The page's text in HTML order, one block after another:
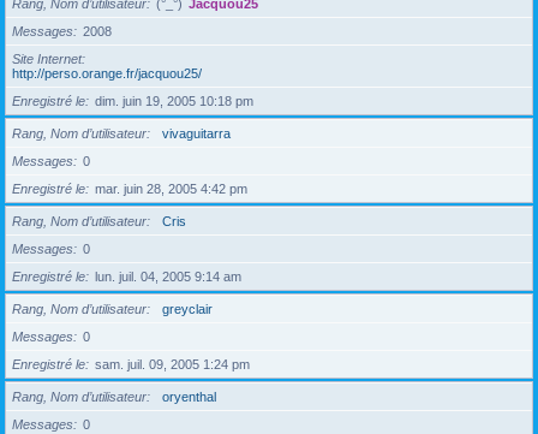
Rang, Nom d’utilisateur (°_°) Jacquou25
Messages
2008
Site Internet
http://perso.orange.fr/jacquou25/
Enregistré le
dim. juin 19, 2005 10:18 pm
Rang, Nom d’utilisateur
vivaguitarra
Messages
0
Enregistré le
mar. juin 28, 2005 4:42 pm
Rang, Nom d’utilisateur
Cris
Messages
0
Enregistré le
lun. juil. 04, 2005 9:14 am
Rang, Nom d’utilisateur
greyclair
Messages
0
Enregistré le
sam. juil. 09, 2005 1:24 pm
Rang, Nom d’utilisateur
oryenthal
Messages
0